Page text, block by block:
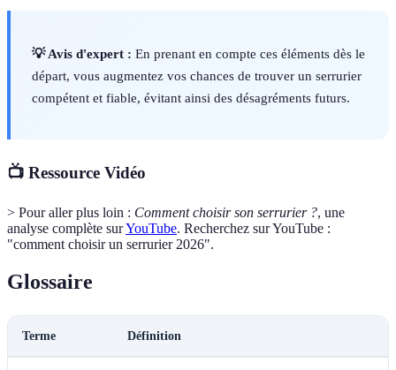
💡 Avis d'expert : En prenant en compte ces éléments dès le
départ, vous augmentez vos chances de trouver un serrurier
compétent et fiable, évitant ainsi des désagréments futurs.
📺 Ressource Vidéo
> Pour aller plus loin : Comment choisir son serrurier ?, une
analyse complète surYouTube. Recherchez sur YouTube :
"comment choisir un serrurier 2026".
Glossaire
Terme Définition